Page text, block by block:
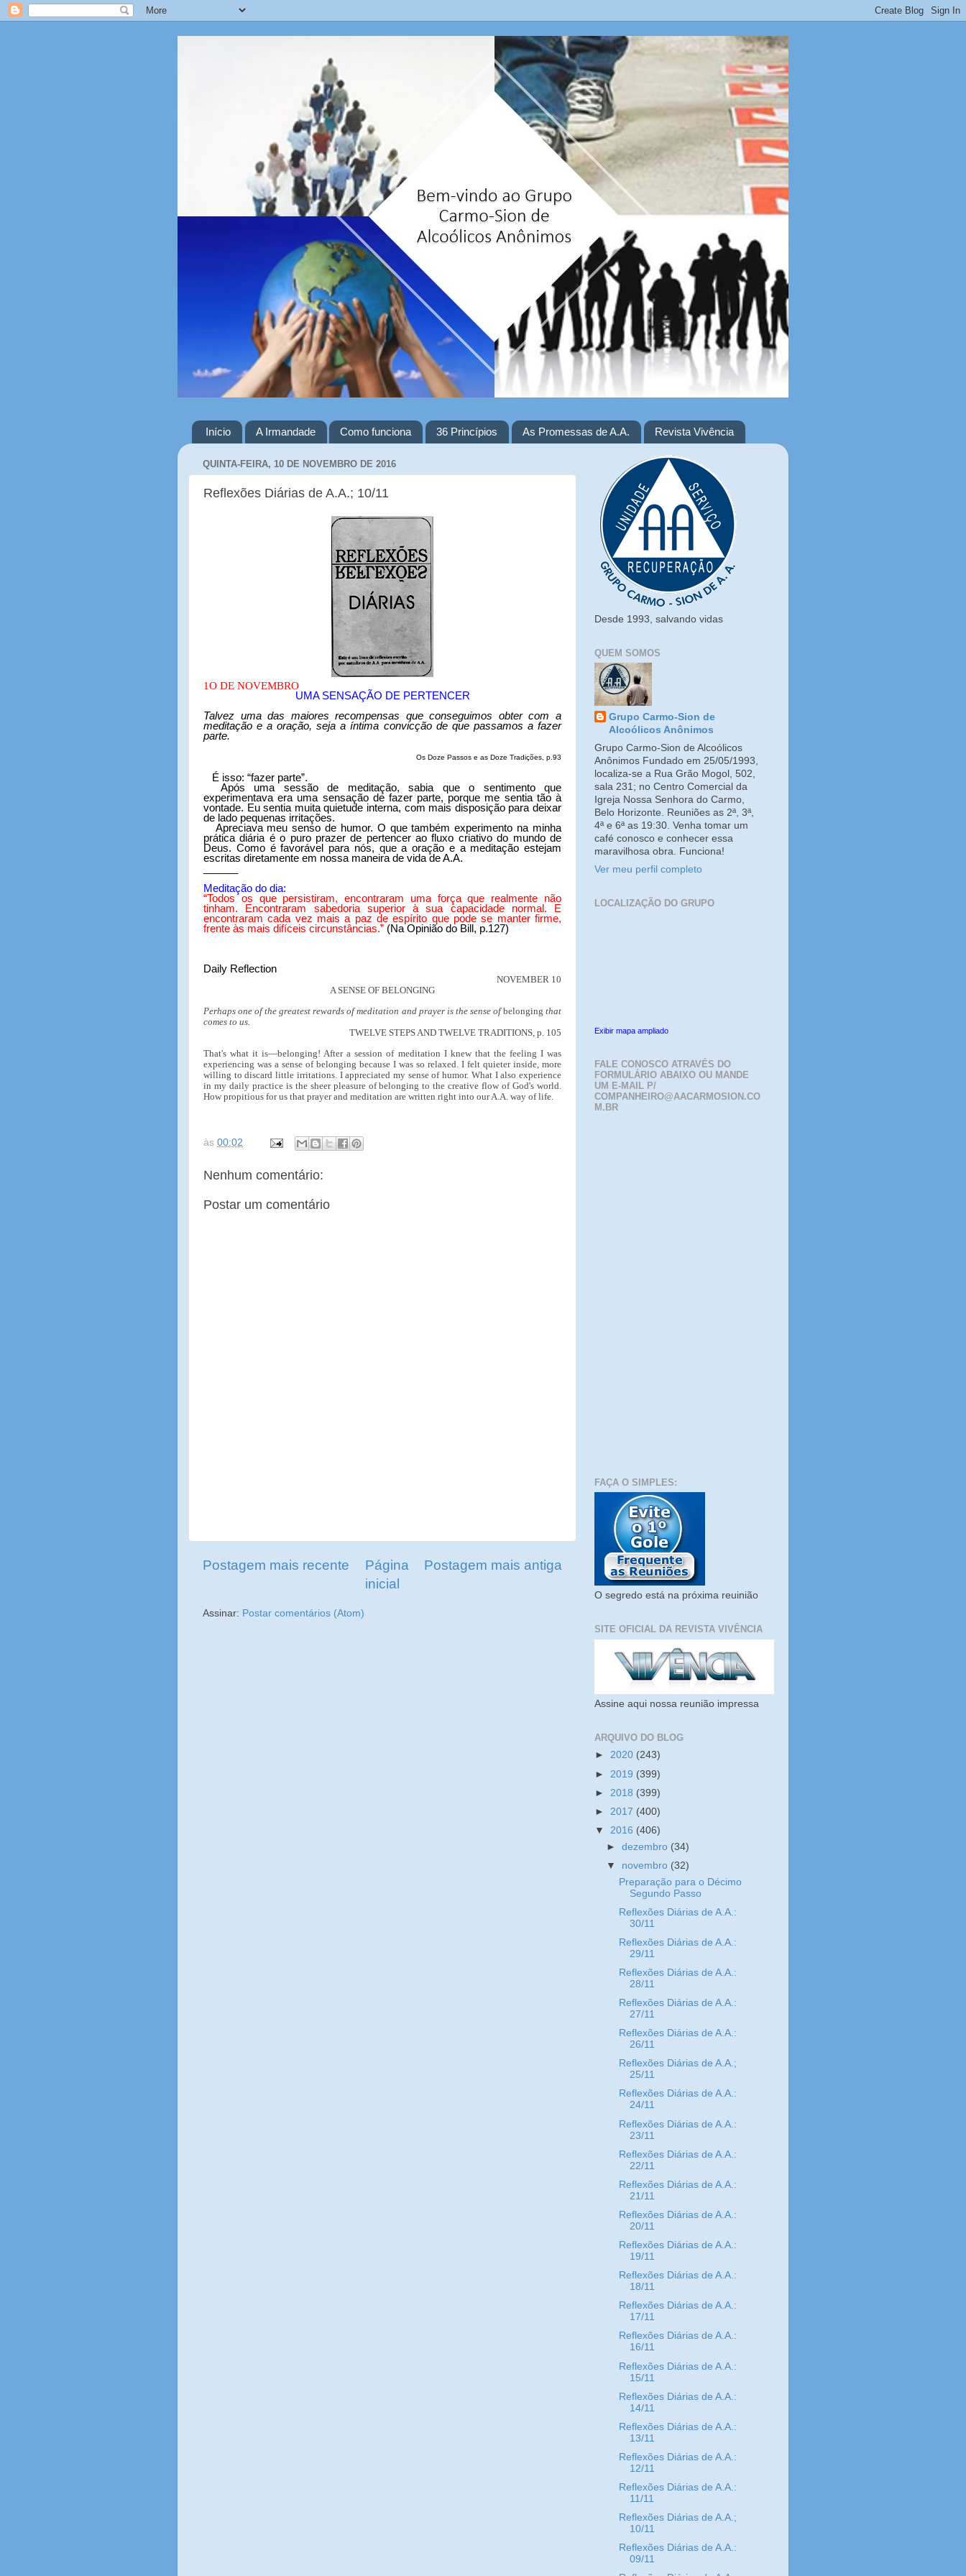
Início A Irmandade Como funciona 36 Princípios As Promessas de A.A. Revista Vivência
QUINTA-FEIRA, 10 DE NOVEMBRO DE 2016
Reflexões Diárias de A.A.; 10/11
1O DE NOVEMBRO
UMA SENSAÇÃO DE PERTENCER
Talvez uma das maiores recompensas que conseguimos obter com a
meditação e a oração, seja a íntima convicção de que passamos a fazer
parte.
Os Doze Passos e as Doze Tradições, p.93
É isso: “fazer parte”.
Após uma sessão de meditação, sabia que o sentimento que
experimentava era uma sensação de fazer parte, porque me sentia tão à
vontade. Eu sentia muita quietude interna, com mais disposição para deixar
de lado pequenas irritações.
Apreciava meu senso de humor. O que também experimento na minha
prática diária é o puro prazer de pertencer ao fluxo criativo do mundo de
Deus. Como é favorável para nós, que a oração e a meditação estejam
escritas diretamente em nossa maneira de vida de A.A.
Meditação do dia:
“Todos os que persistiram, encontraram uma força que realmente não
tinham. Encontraram sabedoria superior à sua capacidade normal. E
encontraram cada vez mais a paz de espírito que pode se manter firme,
frente às mais difíceis circunstâncias.” (Na Opinião do Bill, p.127)
Daily Reflection
NOVEMBER 10
A SENSE OF BELONGING
Perhaps one of the greatest rewards of meditation and prayer is the sense ofbelongingthat
comes to us.
TWELVE STEPS AND TWELVE TRADITIONS, p. 105
That's what it is—belonging! After a session of meditation I knew that the feeling I was
experiencing was a sense of belonging because I was so relaxed. I felt quieter inside, more
willing to discard little irritations. I appreciated my sense of humor. What I also experience
in my daily practice is the sheer pleasure of belonging to the creative flow of God's world.
How propitious for us that prayer and meditation are written right into our A.A. way of life.
às 00:02
Nenhum comentário:
Postar um comentário
Postagem mais recente Postagem mais antiga
Página
inicial
Assinar: Postar comentários (Atom)
Desde 1993, salvando vidas
QUEM SOMOS
Grupo Carmo-Sion de
Alcoólicos Anônimos
Grupo Carmo-Sion de Alcoólicos
Anônimos Fundado em 25/05/1993,
localiza-se a Rua Grão Mogol, 502,
sala 231; no Centro Comercial da
Igreja Nossa Senhora do Carmo,
Belo Horizonte. Reuniões as 2ª, 3ª,
4ª e 6ª as 19:30. Venha tomar um
café conosco e conhecer essa
maravilhosa obra. Funciona!
Ver meu perfil completo
LOCALIZAÇÃO DO GRUPO
Exibir mapa ampliado
FALE CONOSCO ATRAVÉS DO
FORMULÁRIO ABAIXO OU MANDE
UM E-MAIL P/
COMPANHEIRO@AACARMOSION.CO
M.BR
FAÇA O SIMPLES:
O segredo está na próxima reuinião
SITE OFICIAL DA REVISTA VIVÊNCIA
Assine aqui nossa reunião impressa
ARQUIVO DO BLOG
► 2020 (243)
► 2019 (399)
► 2018 (399)
► 2017 (400)
▼ 2016 (406)
►dezembro (34)
▼ novembro (32)
Preparação para o Décimo
Segundo Passo
Reflexões Diárias de A.A.:
30/11
Reflexões Diárias de A.A.:
29/11
Reflexões Diárias de A.A.:
28/11
Reflexões Diárias de A.A.:
27/11
Reflexões Diárias de A.A.:
26/11
Reflexões Diárias de A.A.;
25/11
Reflexões Diárias de A.A.:
24/11
Reflexões Diárias de A.A.:
23/11
Reflexões Diárias de A.A.:
22/11
Reflexões Diárias de A.A.:
21/11
Reflexões Diárias de A.A.:
20/11
Reflexões Diárias de A.A.:
19/11
Reflexões Diárias de A.A.:
18/11
Reflexões Diárias de A.A.:
17/11
Reflexões Diárias de A.A.:
16/11
Reflexões Diárias de A.A.:
15/11
Reflexões Diárias de A.A.:
14/11
Reflexões Diárias de A.A.:
13/11
Reflexões Diárias de A.A.:
12/11
Reflexões Diárias de A.A.:
11/11
Reflexões Diárias de A.A.;
10/11
Reflexões Diárias de A.A.:
09/11